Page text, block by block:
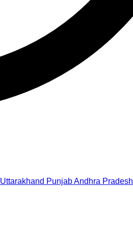
Uttarakhand PunjabAndhra Pradesh